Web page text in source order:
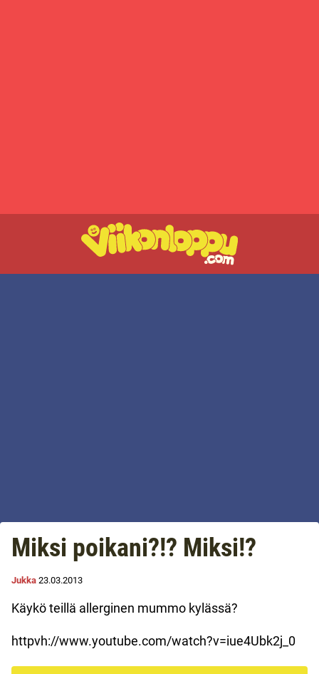
Miksi poikani?!? Miksi!?
Jukka 23.03.2013
Käykö teillä allerginen mummo kylässä?
httpvh://www.youtube.com/watch?v=iue4Ubk2j_0